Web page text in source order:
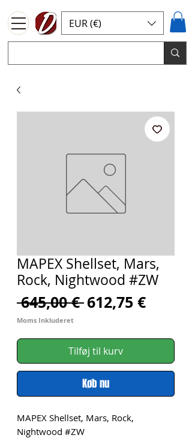
EUR (€)
MAPEX Shellset, Mars,
Rock, Nightwood #ZW
645,00 € Regulær
612,75 €
Moms Inkluderet
Tilføj til kurv
Køb nu
MAPEX Shellset, Mars, Rock,
Nightwood #ZW